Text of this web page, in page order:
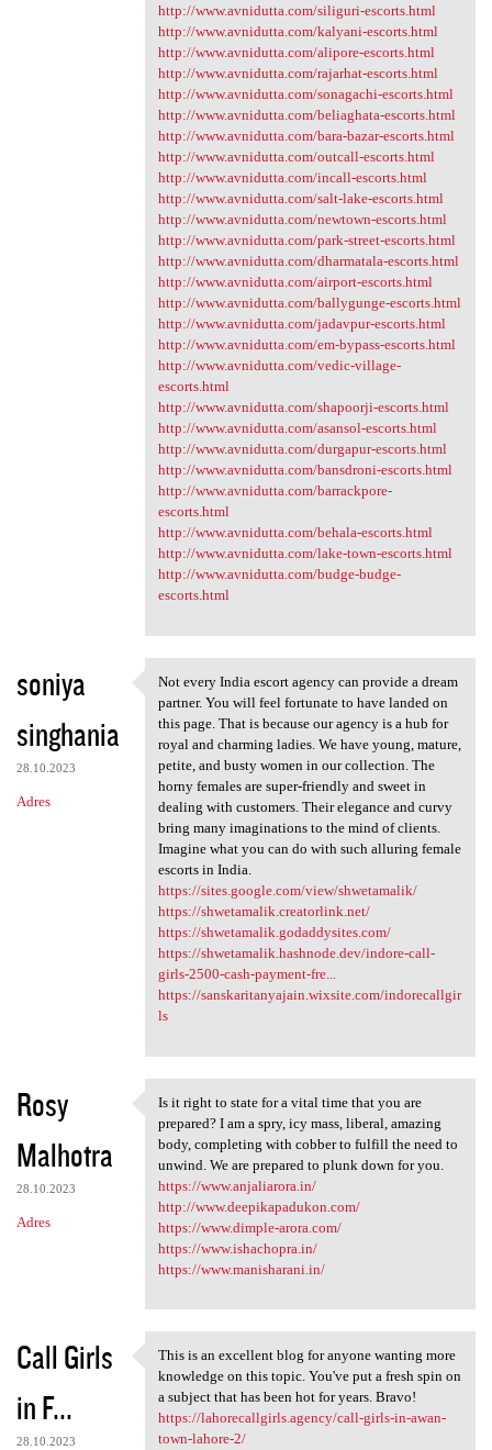
http://www.avnidutta.com/siliguri-escorts.html
http://www.avnidutta.com/kalyani-escorts.html
http://www.avnidutta.com/alipore-escorts.html
http://www.avnidutta.com/rajarhat-escorts.html
http://www.avnidutta.com/sonagachi-escorts.html
http://www.avnidutta.com/beliaghata-escorts.html
http://www.avnidutta.com/bara-bazar-escorts.html
http://www.avnidutta.com/outcall-escorts.html
http://www.avnidutta.com/incall-escorts.html
http://www.avnidutta.com/salt-lake-escorts.html
http://www.avnidutta.com/newtown-escorts.html
http://www.avnidutta.com/park-street-escorts.html
http://www.avnidutta.com/dharmatala-escorts.html
http://www.avnidutta.com/airport-escorts.html
http://www.avnidutta.com/ballygunge-escorts.html
http://www.avnidutta.com/jadavpur-escorts.html
http://www.avnidutta.com/em-bypass-escorts.html
http://www.avnidutta.com/vedic-village-
escorts.html
http://www.avnidutta.com/shapoorji-escorts.html
http://www.avnidutta.com/asansol-escorts.html
http://www.avnidutta.com/durgapur-escorts.html
http://www.avnidutta.com/bansdroni-escorts.html
http://www.avnidutta.com/barrackpore-
escorts.html
http://www.avnidutta.com/behala-escorts.html
http://www.avnidutta.com/lake-town-escorts.html
http://www.avnidutta.com/budge-budge-
escorts.html
soniya
singhania
28.10.2023
Adres
Not every India escort agency
Not every India escort agency can provide a dream
partner. You will feel fortunate to have landed on
this page. That is because our agency is a hub for
royal and charming ladies. We have young, mature,
petite, and busty women in our collection. The
horny females are super-friendly and sweet in
dealing with customers. Their elegance and curvy
bring many imaginations to the mind of clients.
Imagine what you can do with such alluring female
escorts in India.
https://sites.google.com/view/shwetamalik/
https://shwetamalik.creatorlink.net/
https://shwetamalik.godaddysites.com/
https://shwetamalik.hashnode.dev/indore-call-
girls-2500-cash-payment-fre...
https://sanskaritanyajain.wixsite.com/indorecallgir
ls
Rosy
Malhotra
28.10.2023
Adres
Is it right to state for a
Is it right to state for a vital time that you are
prepared? I am a spry, icy mass, liberal, amazing
body, completing with cobber to fulfill the need to
unwind. We are prepared to plunk down for you.
https://www.anjaliarora.in/
http://www.deepikapadukon.com/
https://www.dimple-arora.com/
https://www.ishachopra.in/
https://www.manisharani.in/
Call Girls
in F...
28.10.2023
This is an excellent blog for
This is an excellent blog for anyone wanting more
knowledge on this topic. You've put a fresh spin on
a subject that has been hot for years. Bravo!
https://lahorecallgirls.agency/call-girls-in-awan-
town-lahore-2/